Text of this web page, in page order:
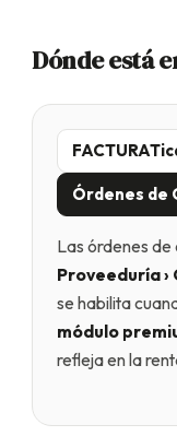
Dónde está
Órdenes de
Las órdenes
Proveeduría
se habilita
módulo
refleja en la